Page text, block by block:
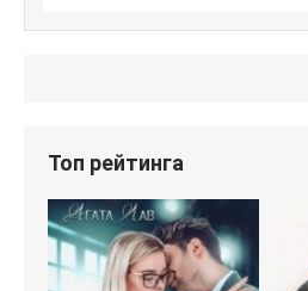
Топ рейтинга